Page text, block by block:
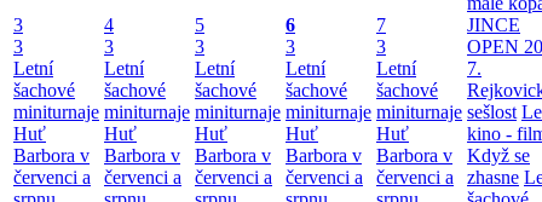
3
3
Letní
šachové
miniturnaje
Huť
Barbora v
červenci a
4
3
Letní
šachové
miniturnaje
Huť
Barbora v
červenci a
5
3
Letní
šachové
miniturnaje
Huť
Barbora v
červenci a
6
3
Letní
šachové
miniturnaje
Huť
Barbora v
červenci a
7
3
Letní
šachové
miniturnaje
Huť
Barbora v
červenci a
JINCE
OPEN
7.
sešlost
kino -
Když se
zhasne